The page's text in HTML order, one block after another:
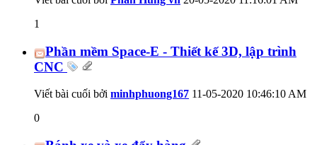
1
Phần mềm Space-E - Thiết kế 3D, lập trình
CNC
Viết bài cuối bởi minhphuong167 11-05-2020 10:46:10 AM
0